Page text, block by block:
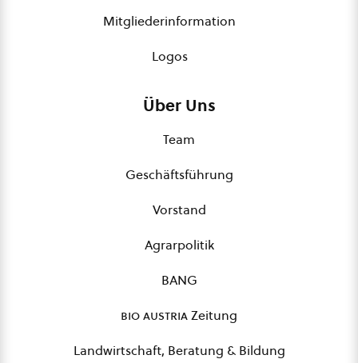
Mitgliederinformation
Logos
Über Uns
Team
Geschäftsführung
Vorstand
Agrarpolitik
BANG
bio austriaZeitung
Landwirtschaft, Beratung & Bildung